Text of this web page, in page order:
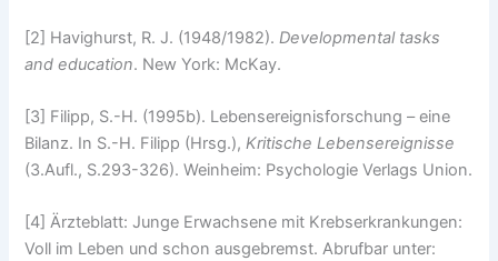
[2] Havighurst, R. J. (1948/1982). Developmental tasks
and education. New York: McKay.
[3] Filipp, S.-H. (1995b). Lebensereignisforschung – eine
Bilanz. In S.-H. Filipp (Hrsg.),Kritische Lebensereignisse
(3.Aufl., S.293-326). Weinheim: Psychologie Verlags Union.
[4] Ärzteblatt: Junge Erwachsene mit Krebserkrankungen:
Voll im Leben und schon ausgebremst. Abrufbar unter: